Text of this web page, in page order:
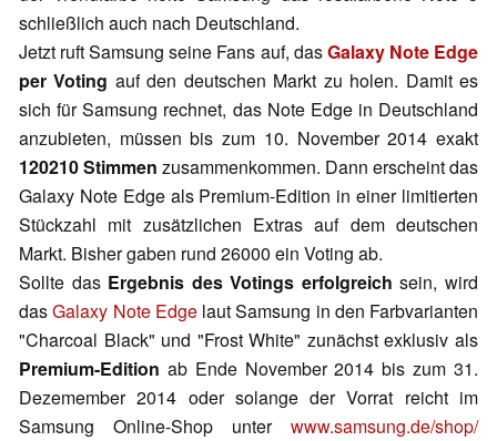
schließlich auch nach Deutschland.
Jetzt ruft Samsung seine Fans auf, dasGalaxy Note Edge
per Voting auf den deutschen Markt zu holen. Damit es
sich für Samsung rechnet, das Note Edge in Deutschland
anzubieten, müssen bis zum 10. November 2014 exakt
120210 Stimmen zusammenkommen. Dann erscheint das
Galaxy Note Edge als Premium-Edition in einer limitierten
Stückzahl mit zusätzlichen Extras auf dem deutschen
Markt. Bisher gaben rund 26000 ein Voting ab.
Sollte das Ergebnis des Votings erfolgreich sein, wird
dasGalaxy Note Edgelaut Samsung in den Farbvarianten
"Charcoal Black" und "Frost White" zunächst exklusiv als
Premium-Edition ab Ende November 2014 bis zum 31.
Dezemember 2014 oder solange der Vorrat reicht im
Samsung Online-Shop unter www.samsung.de/shop/